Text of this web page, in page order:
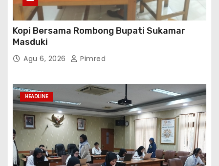
Kopi Bersama Rombong Bupati Sukamar
Masduki
Agu 6, 2026 Pimred
HEADLINE